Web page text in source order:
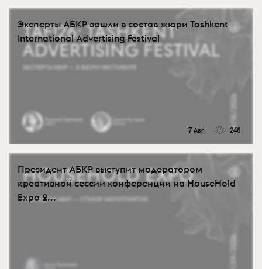
Эксперты АБКР вошли в состав жюри Tashkent
International Advertising Festival
7 Авг 246
Президент АБКР выступит модератором
креативной сессии конференции на HouseHold
Expo 2...